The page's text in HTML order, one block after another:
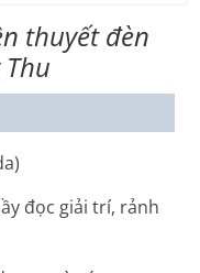
thuyết đèn
đọc giải trí, rảnh